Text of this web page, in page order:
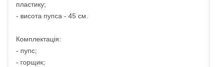
пластику;
- висота пупса - 45 см.
Комплектація:
- пупс;
- горщик;